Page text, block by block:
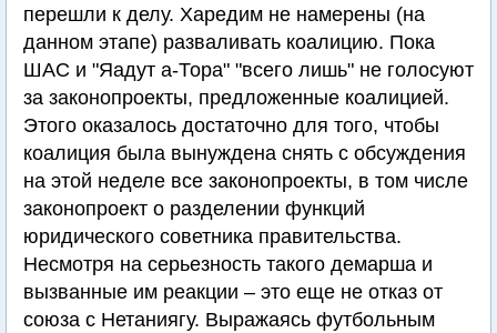
перешли к делу. Харедим не намерены (на
данном этапе) разваливать коалицию. Пока
ШАС и "Яадут а-Тора" "всего лишь" не голосуют
за законопроекты, предложенные коалицией.
Этого оказалось достаточно для того, чтобы
коалиция была вынуждена снять с обсуждения
на этой неделе все законопроекты, в том числе
законопроект о разделении функций
юридического советника правительства.
Несмотря на серьезность такого демарша и
вызванные им реакции – это еще не отказ от
союза с Нетаниягу. Выражаясь футбольным